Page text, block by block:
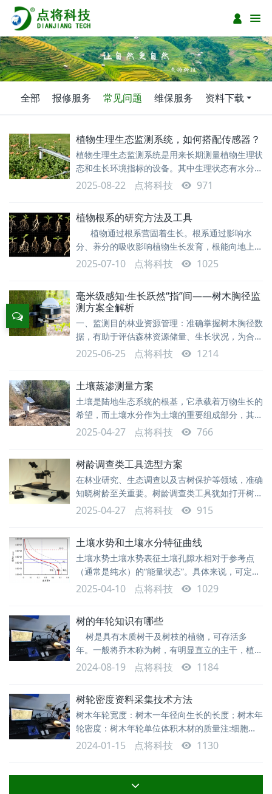
全部 报修服务 常见问题 维保服务 资料下载
植物生理生态监测系统，如何搭配传感器？
植物生理生态监测系统是用来长期测量植物生理状
态和生长环境指标的设备。其中生理状态有水分转
运利用，冠层温湿度，根系、茎干、枝条、果实生
长变化，光合效率等，生长环境指标如光照、空气
器、监测传感器、供电系统、防护机箱、支架等组
成的。数据下载方式从早期的现场电脑下载，转变
为无线传输（4G、LoRa、北斗等），用户可以远
程电脑或者手机查看实时数据。应该如何配置生理
2025-08-22 点将科技 971
植物根系的研究方法及工具
植物通过根系营固着生长。根系通过影响水
分、养分的吸收影响植物生长发育，根能向地上部
发出信号，影响地上部其他器官的功能，根系还是
土壤微生物的寄主。研究根系表型对于发现作物有
重要。 随着技术的进步，我们对根系的研究方
法也随之改善，从破坏性挖掘切割，到微侵入观
察，到无损伤监测。以往
2025-07-10 点将科技 1025
毫米级感知·生长跃然“指”间——树木胸径监
测方案全解析
一、监测目的林业资源管理：准确掌握树木胸径数
据，有助于评估森林资源储量、生长状况，为合理
采伐、造林规划等提供科学依据。生态环境研究：
通过长期监测树木胸径变化，了解树木生长与环境
保护和生态修复提供数据支持。森林碳汇计量：树
木胸径是估算森林碳储量的关键参数之一，监测胸
径变化可为森林碳汇计量和碳交易提供准确数据。
二、监测方法传统测量方式：使用测径尺或游标卡
2025-06-25 点将科技 1214
土壤蒸渗测量方案
土壤是陆地生态系统的根基，它承载着万物生长的
希望，而土壤水分作为土壤的重要组成部分，其动
态变化直接影响着生态系统的平衡与农业生产、水
利等多领域的决策。今天，我们就来一起深入了解
核心价值掌握水分动态，优化灌溉管理通过蒸渗系
统实时监测土壤蒸发、渗透与下渗过程，精准掌握
土壤水分平衡，为农田灌溉提供科学依据。例如，
系统可依据不同作物需水规律制定灌溉计划，减少
2025-04-27 点将科技 766
树龄调查类工具选型方案
在林业研究、生态调查以及古树保护等领域，准确
知晓树龄至关重要。树龄调查类工具犹如打开树木
生命密码的钥匙，助力我们深入了解树木的过往与
现状。面对市面上多样化的树龄调查工具，该如何
树芯方法 树木生长锥堪称树龄调查常用的工具，
其材质多为瑞典碳钢。内径设有 4.3mm、
5.15mm、10mm、12mm 四种规格供挑选，长
度范围在 100 -
2025-04-27 点将科技 915
土壤水势和土壤水分特征曲线
土壤水势土壤水势表征土壤孔隙水相对于参考点
（通常是纯水）的“能量状态”。具体来说，可定义
为在温度恒定状态下，使单位体积或质量的土壤孔
隙水摆脱土壤颗粒以及土壤盐溶液的束缚，达到自
发，土壤水势的单位可用J/m3或J/kg来表示。土壤
水势常用单位常用的土壤水势单位有：J/kg，
kPa，MPa，Bar。它们之间的换算关系是
1J/kg=1kPa=0.001Mpa=
2025-04-10 点将科技 1029
树的年轮知识有哪些
树是具有木质树干及树枝的植物，可存活多
年。一般将乔木称为树，有明显直立的主干，植株
一般高大，分枝距离地面较高，可以形成树冠。下
面是小编为大家整理的树的年轮知识，希望对你们
有年轮。树在锯倒之后，从树墩上，可以看到许多
同心轮纹，一般每年形成一轮，故称“年轮”。这年
轮是怎么形成的?它又是怎样把大自然的变化记录
2024-08-19 点将科技 1184
树轮密度资料采集技术方法
树木年轮宽度：树木一年径向生长的长度；树木年
轮密度：树木年轮单位体积木材的质量注:细胞大
小和细胞壁厚度的差异会造成树木年轮横切面X光
胶片光学投影的明显颜色变化，在投影屏幕上产生
到树木年轮密度。早材：温带和寒带树木在一年生
2024-01-15 点将科技 1130